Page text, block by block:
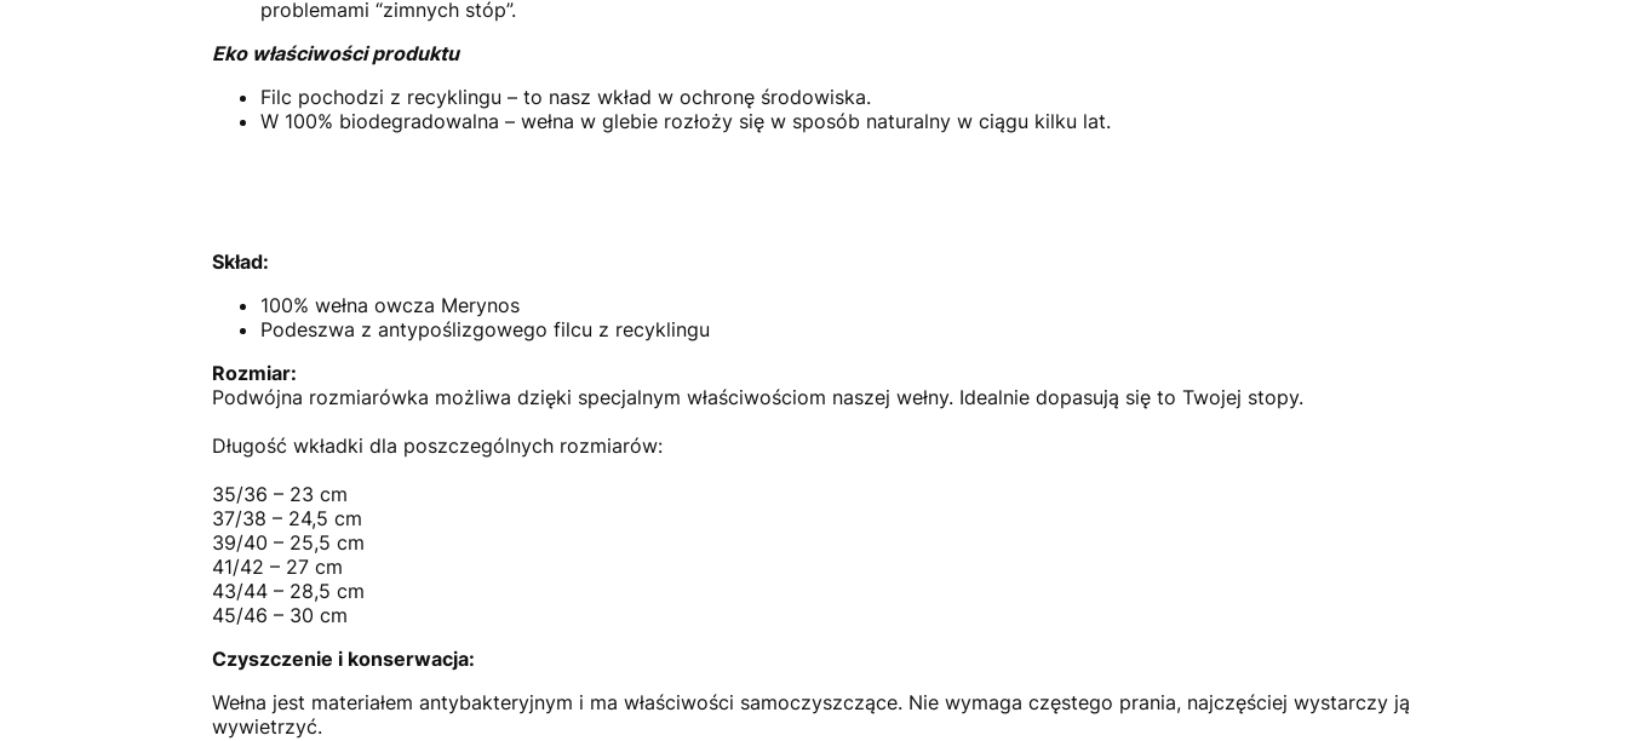
problemami “zimnych stóp”.
Eko właściwości produktu
Filc pochodzi z recyklingu – to nasz wkład w ochronę środowiska.
W 100% biodegradowalna – wełna w glebie rozłoży się w sposób naturalny w ciągu kilku lat.
Skład:
100% wełna owcza Merynos
Podeszwa z antypoślizgowego filcu z recyklingu
Rozmiar:
Podwójna rozmiarówka możliwa dzięki specjalnym właściwościom naszej wełny. Idealnie dopasują się to Twojej stopy.
Długość wkładki dla poszczególnych rozmiarów:
35/36 – 23 cm
37/38 – 24,5 cm
39/40 – 25,5 cm
41/42 – 27 cm
43/44 – 28,5 cm
45/46 – 30 cm
Czyszczenie i konserwacja:
Wełna jest materiałem antybakteryjnym i ma właściwości samoczyszczące. Nie wymaga częstego prania, najczęściej wystarczy ją
wywietrzyć.